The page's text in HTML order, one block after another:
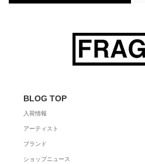
BLOG TOP
入荷情報
アーティスト
ブランド
ショップニュース